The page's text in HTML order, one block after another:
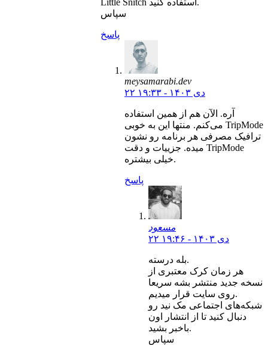
سپاس
پاسخ
meysamarabi.dev
۲۲ دی ۱۴۰۳ - ۱۹:۳۳
آره. الآن هم از همین استفاده
می‌کنم. منتها این به خوبی TripMode
ترافیک مصرفی هر برنامه رو نشون
میده. جزییات و دقت TripMode
خیلی بیشتره.
پاسخ
مسعود
۲۲ دی ۱۴۰۳ - ۱۹:۴۶
بله درسته.
هر زمان کرک معتبری از
نسخه جدید منتشر بشه سریعا
روی سایت قرار میدیم.
شبکه‌های اجتماعی مک نید رو
دنبال کنید تا از انتشار اون
باخبر بشید.
سپاس